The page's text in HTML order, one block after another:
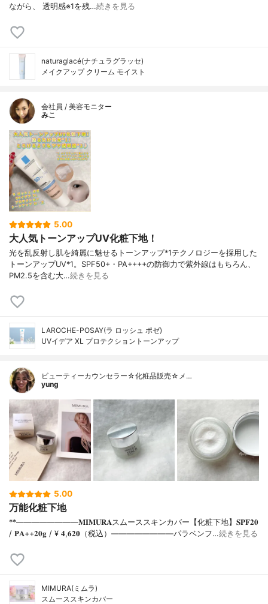
ながら、 透明感※1を残…続きを見る
naturaglacé(ナチュラグラッセ)
メイクアップ クリーム モイスト
会社員 / 美容モニター
みこ
5.00
大人気トーンアップUV化粧下地！
光を乱反射し肌を綺麗に魅せるトーンアップ*1テクノロジーを採用した
トーンアップUV*1。SPF50+・PA++++の防御力で紫外線はもちろん、
PM2.5を含む大…続きを見る
LAROCHE-POSAY(ラ ロッシュ ポゼ)
UVイデア XL プロテクショントーンアップ
ビューティーカウンセラー☆化粧品販売☆メ…
yung
5.00
万能化粧下地
**⁡⁡⁡————————⁡𝐌𝐈𝐌𝐔𝐑𝐀スムーススキンカバー【化粧下地】𝐒𝐏𝐅𝟐𝟎
/ 𝐏𝐀++⁡𝟐𝟎𝐠 / ¥ 𝟒,𝟔𝟐𝟎（税込）⁡————————パラベンフ…続きを見る
MIMURA(ミムラ)
スムーススキンカバー